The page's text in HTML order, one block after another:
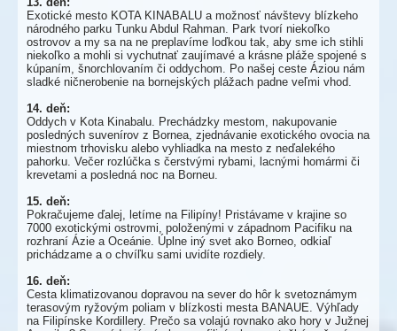
Exotické mesto KOTA KINABALU a možnosť návštevy blízkeho
národného parku Tunku Abdul Rahman. Park tvorí niekoľko
ostrovov a my sa na ne preplavíme loďkou tak, aby sme ich stihli
niekoľko a mohli si vychutnať zaujímavé a krásne pláže spojené s
kúpaním, šnorchlovaním či oddychom. Po našej ceste Áziou nám
sladké ničnerobenie na bornejských plážach padne veľmi vhod.
14. deň:
Oddych v Kota Kinabalu. Prechádzky mestom, nakupovanie
posledných suvenírov z Bornea, zjednávanie exotického ovocia na
miestnom trhovisku alebo vyhliadka na mesto z neďalekého
pahorku. Večer rozlúčka s čerstvými rybami, lacnými homármi či
krevetami a posledná noc na Borneu.
15. deň:
Pokračujeme ďalej, letíme na Filipíny! Pristávame v krajine so
7000 exotickými ostrovmi, položenými v západnom Pacifiku na
rozhraní Ázie a Oceánie. Úplne iný svet ako Borneo, odkiaľ
prichádzame a o chvíľku sami uvidíte rozdiely.
16. deň:
Cesta klimatizovanou dopravou na sever do hôr k svetoznámym
terasovým ryžovým poliam v blízkosti mesta BANAUE. Výhľady
na Filipínske Kordillery. Prečo sa volajú rovnako ako hory v Južnej